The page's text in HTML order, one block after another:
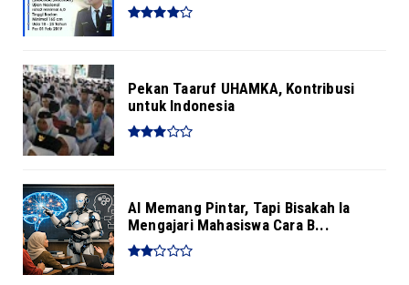
Pekan Taaruf UHAMKA, Kontribusi
untuk Indonesia
AI Memang Pintar, Tapi Bisakah Ia
Mengajari Mahasiswa Cara B...